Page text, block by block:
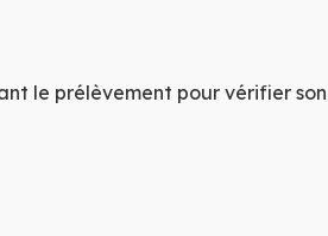
le prélèvement pour vérifier